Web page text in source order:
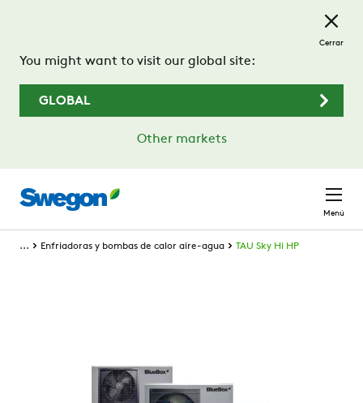
You might want to visit our global site:
GLOBAL
Other markets
Cerrar
Menú
... Enfriadoras y bombas de calor aire-agua TAU Sky Hi HP